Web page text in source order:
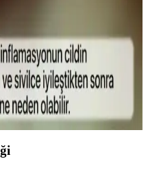
ve yüksek
taze ve doğal kalmasını
ve Medikal
dikkat edilmesi
öğrenin.